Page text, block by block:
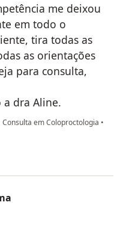
me deixou
em todo o
tira todas as
as orientações
para consulta,
a dra Aline.
Consulta em Coloproctologia •